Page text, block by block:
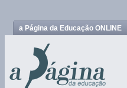
a Página da Educação ONLINE